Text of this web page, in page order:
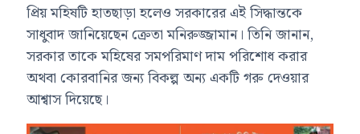
প্রিয় মহিষটি হাতছাড়া হলেও সরকারের এই সিদ্ধান্তকে
সাধুবাদ জানিয়েছেন ক্রেতা মনিরুজ্জামান। তিনি জানান,
সরকার তাকে মহিষের সমপরিমাণ দাম পরিশোধ করার
অথবা কোরবানির জন্য বিকল্প অন্য একটি গরু দেওয়ার
আশ্বাস দিয়েছে।